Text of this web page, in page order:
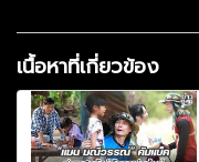
เนื้อหาที่เกี่ยวข้อง